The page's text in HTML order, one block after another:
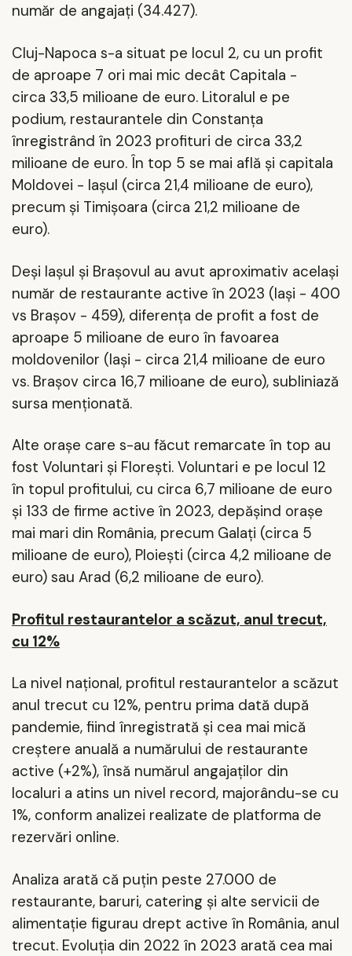
număr de angajaţi (34.427).
Cluj-Napoca s-a situat pe locul 2, cu un profit
de aproape 7 ori mai mic decât Capitala -
circa 33,5 milioane de euro. Litoralul e pe
podium, restaurantele din Constanţa
înregistrând în 2023 profituri de circa 33,2
milioane de euro. În top 5 se mai află şi capitala
Moldovei - Iaşul (circa 21,4 milioane de euro),
precum şi Timişoara (circa 21,2 milioane de
euro).
Deşi Iaşul şi Braşovul au avut aproximativ acelaşi
număr de restaurante active în 2023 (Iaşi - 400
vs Braşov - 459), diferenţa de profit a fost de
aproape 5 milioane de euro în favoarea
moldovenilor (Iaşi - circa 21,4 milioane de euro
vs. Braşov circa 16,7 milioane de euro), subliniază
sursa menţionată.
Alte oraşe care s-au făcut remarcate în top au
fost Voluntari şi Floreşti. Voluntari e pe locul 12
în topul profitului, cu circa 6,7 milioane de euro
şi 133 de firme active în 2023, depăşind oraşe
mai mari din România, precum Galaţi (circa 5
milioane de euro), Ploieşti (circa 4,2 milioane de
euro) sau Arad (6,2 milioane de euro).
Profitul restaurantelor a scăzut, anul trecut,
cu 12%
La nivel național, profitul restaurantelor a scăzut
anul trecut cu 12%, pentru prima dată după
pandemie, fiind înregistrată şi cea mai mică
creştere anuală a numărului de restaurante
active (+2%), însă numărul angajaţilor din
localuri a atins un nivel record, majorându-se cu
1%, conform analizei realizate de platforma de
rezervări online.
Analiza arată că puţin peste 27.000 de
restaurante, baruri, catering şi alte servicii de
alimentaţie figurau drept active în România, anul
trecut. Evoluţia din 2022 în 2023 arată cea mai